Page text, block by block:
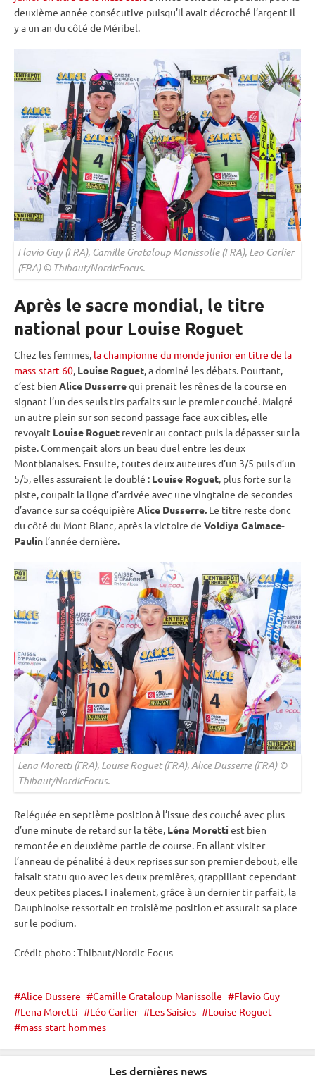
deuxième année consécutive puisqu’il avait décroché l’argent il
y a un an du côté de Méribel.
Flavio Guy (FRA), Camille Grataloup Manissolle (FRA), Leo Carlier
(FRA) © Thibaut/NordicFocus.
Après le sacre mondial, le titre
national pour Louise Roguet
Chez les femmes, la championne du monde junior en titre de la
mass-start 60, Louise Roguet, a dominé les débats. Pourtant,
c’est bien Alice Dusserrequi prenait les rênes de la course en
signant l’un des seuls tirs parfaits sur le premiercouché. Malgré
un autre plein sur son second passage face aux cibles, elle
revoyait Louise Roguet revenir au contact puis la dépasser sur la
piste. Commençait alors un beau duel entre les deux
Montblanaises. Ensuite, toutes deux auteures d’un 3/5 puis d’un
5/5, elles assuraient le doublé : Louise Roguet, plus forte sur la
piste, coupait la ligne d’arrivée avec une vingtaine de secondes
d’avance sur sa coéquipière Alice Dusserre. Le titre reste donc
du côté du Mont-Blanc, après la victoire de Voldiya Galmace-
Paulin l’année dernière.
Lena Moretti (FRA), Louise Roguet (FRA), Alice Dusserre (FRA) ©
Thibaut/NordicFocus.
Reléguée en septième position à l’issue descouché avec plus
d’une minute de retard sur la tête, Léna Moretti est bien
remontée en deuxième partie de course. En allant visiter
l’anneau de pénalité à deux reprises sur son premierdebout, elle
faisait statu quo avec les deux premières, grappillant cependant
deux petites places. Finalement, grâce à un dernier tir parfait, la
Dauphinoise ressortait en troisième position et assurait sa place
sur le podium.
Crédit photo : Thibaut/Nordic Focus
Alice Dussere Camille Grataloup-Manissolle
Flavio Guy
Lena Moretti
Léo Carlier Les Saisies
Louise Roguet
mass-start hommes
Les dernières news